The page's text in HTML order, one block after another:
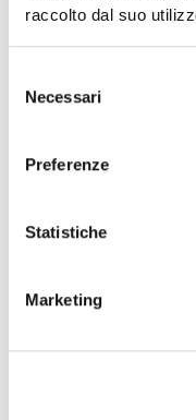
raccolto dal suo
delNecessari
Preferenze
Statistiche
Marketing
15 settembre 2026,
16 settembre 2026,